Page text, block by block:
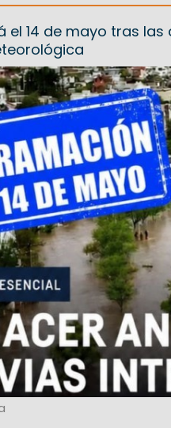
el 14 de mayo tras